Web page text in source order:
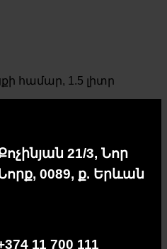
համար, 1.5 լիտր
21/3, Նոր
0089, ք. Երևան
11 700 111